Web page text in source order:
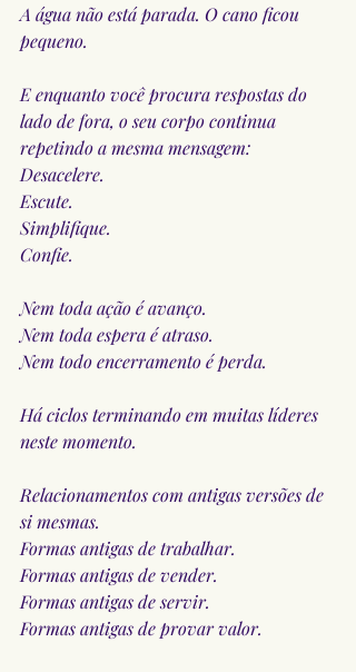
A água não está parada. O cano ficou
pequeno.
E enquanto você procura respostas do
lado de fora, o seu corpo continua
repetindo a mesma mensagem:
Desacelere.
Escute.
Simplifique.
Confie.
Nem toda ação é avanço.
Nem toda espera é atraso.
Nem todo encerramento é perda.
Há ciclos terminando em muitas líderes
neste momento.
Relacionamentos com antigas versões de
si mesmas.
Formas antigas de trabalhar.
Formas antigas de vender.
Formas antigas de servir.
Formas antigas de provar valor.